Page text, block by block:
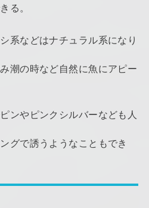
る。
系などはナチュラル系になり
潮の時など自然に魚にアピー
ンやピンクシルバーなども人
グで誘うようなこともでき